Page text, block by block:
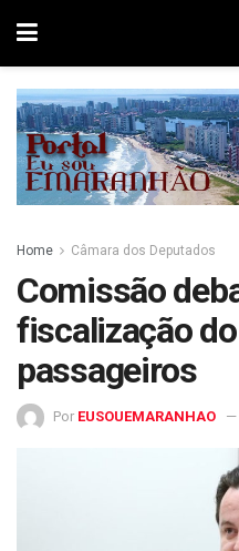
Home Câmara dos Deputados
Comissão
fiscalização
passageiros
Por EUSOUEMARANHAO